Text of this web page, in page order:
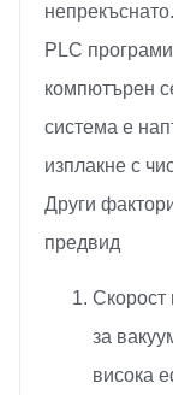
PLC
компютърен
система е
изплакне с
Други
предвид
Скорост
за
висока